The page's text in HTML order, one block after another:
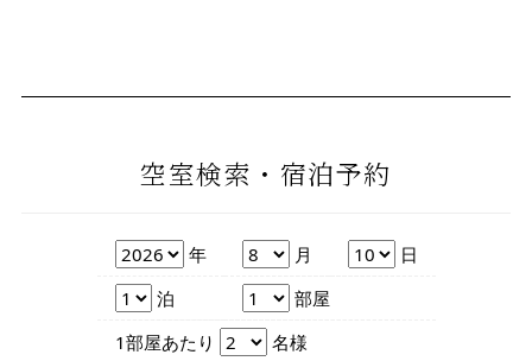
空室検索・宿泊予約
年 年 月 月 日
日
泊数 泊 部屋数 部屋
1部屋あたり
人数 名様